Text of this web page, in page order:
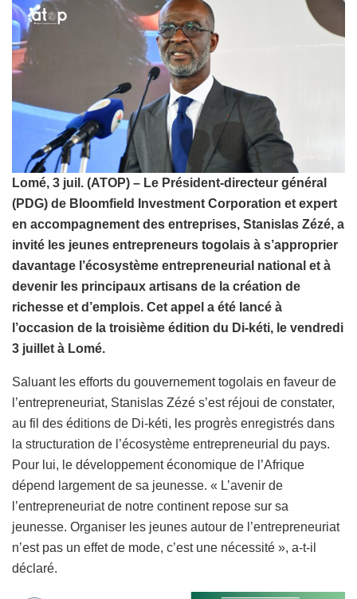
Lomé, 3 juil. (ATOP) – Le Président-directeur général
(PDG) de Bloomfield Investment Corporation et expert
en accompagnement des entreprises, Stanislas Zézé, a
invité les jeunes entrepreneurs togolais à s’approprier
davantage l’écosystème entrepreneurial national et à
devenir les principaux artisans de la création de
richesse et d’emplois. Cet appel a été lancé à
l’occasion de la troisième édition du Di-kéti, le vendredi
3 juillet à Lomé.
Saluant les efforts du gouvernement togolais en faveur de
l’entrepreneuriat, Stanislas Zézé s’est réjoui de constater,
au fil des éditions de Di-kéti, les progrès enregistrés dans
la structuration de l’écosystème entrepreneurial du pays.
Pour lui, le développement économique de l’Afrique
dépend largement de sa jeunesse. « L’avenir de
l’entrepreneuriat de notre continent repose sur sa
jeunesse. Organiser les jeunes autour de l’entrepreneuriat
n’est pas un effet de mode, c’est une nécessité », a-t-il
déclaré.